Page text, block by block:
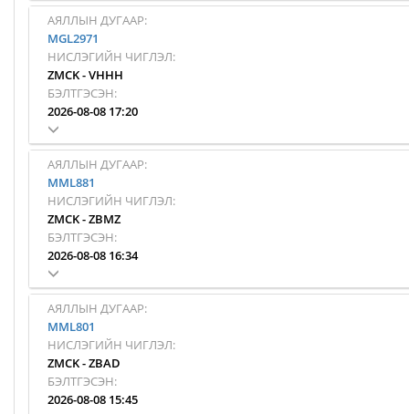
АЯЛЛЫН ДУГААР:
MGL2971
НИСЛЭГИЙН ЧИГЛЭЛ:
ZMCK-VHHH
БЭЛТГЭСЭН:
2026-08-08 17:20
АЯЛЛЫН ДУГААР:
MML881
НИСЛЭГИЙН ЧИГЛЭЛ:
ZMCK-ZBMZ
БЭЛТГЭСЭН:
2026-08-08 16:34
АЯЛЛЫН ДУГААР:
MML801
НИСЛЭГИЙН ЧИГЛЭЛ:
ZMCK-ZBAD
БЭЛТГЭСЭН:
2026-08-08 15:45